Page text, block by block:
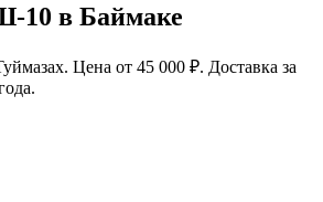
10 в Баймаке
Цена от 45 000 ₽. Доставка за